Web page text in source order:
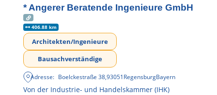
* Angerer Beratende Ingenieure GmbH
406.88 km
Architekten/Ingenieure
Bausachverständige
Adresse: Boelckestraße 38,93051RegensburgBayern
Von der Industrie- und Handelskammer (IHK)